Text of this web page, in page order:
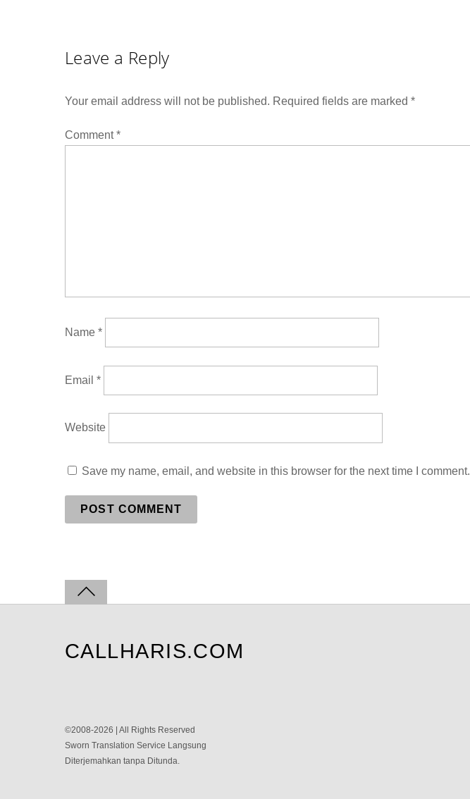
Leave a Reply
Your email address will not be published. Required fields are marked *
Comment*
Name *
Email *
Website
Save my name, email, and website in this browser for the next time I comment.
CALLHARIS.COM
©2008-2026 | All Rights Reserved
Sworn Translation Service Langsung
Diterjemahkan tanpa Ditunda.